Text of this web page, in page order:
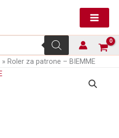
Roler za patrone – BIEMME